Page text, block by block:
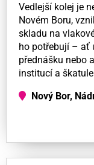
Vedlejší kolej je
Novém Boru,
skladu na
ho potřebují – ať
přednášku nebo
institucí a
Nový Bor,